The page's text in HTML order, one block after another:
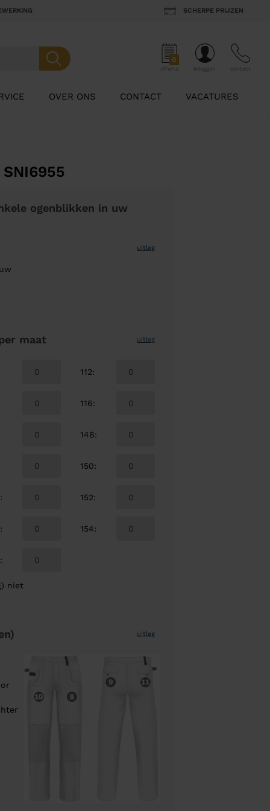
SCHERPE PRIJZEN
0
offerte inloggen contact
OVER ONS CONTACT VACATURES
ogenblikken in uw
uitleg
maat uitleg
:
:
:
112:
116:
148:
150:
152:
154:
niet
uitleg